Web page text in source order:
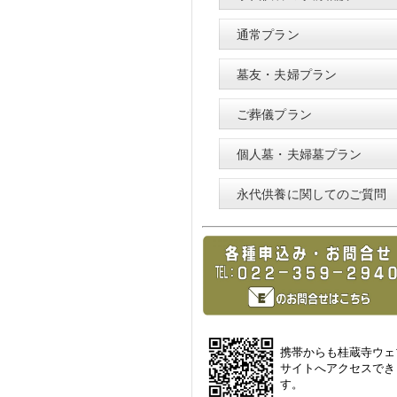
通常プラン
墓友・夫婦プラン
ご葬儀プラン
個人墓・夫婦墓プラン
永代供養に関してのご質問
携帯からも桂蔵寺ウ
サイトへアクセスで
す。